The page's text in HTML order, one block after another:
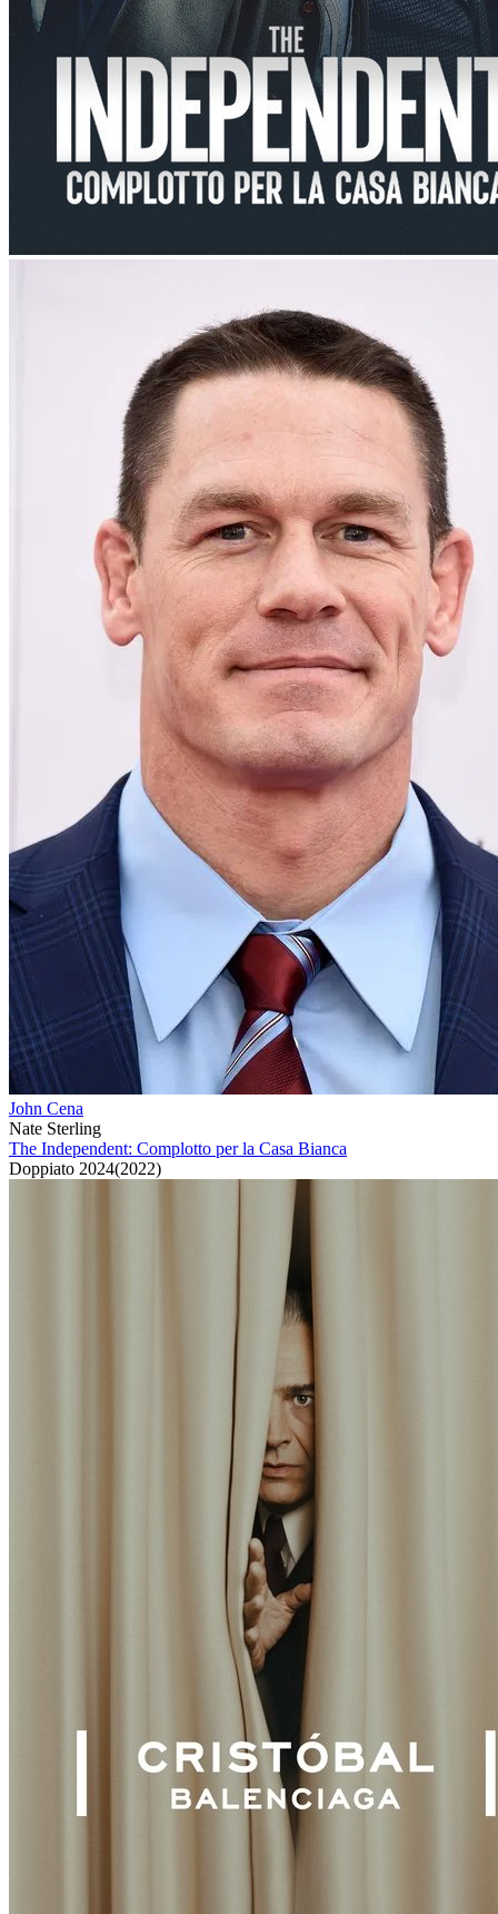
John Cena
Nate Sterling
The Independent: Complotto per la Casa Bianca
Doppiato 2024(2022)